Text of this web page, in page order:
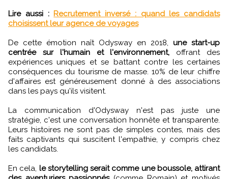
Lire aussi : Recrutement inversé : quand les candidats
choisissent leur agence de voyages
De cette émotion naît Odysway en 2018, une start-up
centrée sur l'humain et l'environnement, offrant des
expériences uniques et se battant contre les certaines
conséquences du tourisme de masse. 10% de leur chiffre
d'affaires est généreusement donné à des associations
dans les pays qu'ils visitent.
La communication d'Odysway n'est pas juste une
stratégie, c'est une conversation honnête et transparente.
Leurs histoires ne sont pas de simples contes, mais des
faits captivants qui suscitent l'empathie, y compris chez
les candidats.
En cela, le storytelling serait comme une boussole, attirant